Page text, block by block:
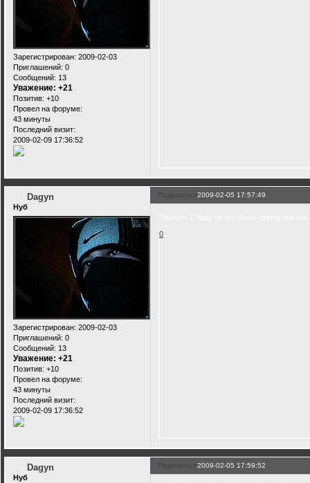
Зарегистрирован: 2009-02-03
Приглашений: 0
Сообщений: 13
Уважение: +21
Позитив: +10
Провел на форуме:
43 минуты
Последний визит:
2009-02-09 17:36:52
Поделиться2009-02-05 17:57:49
Dagyn
Нуб
Зарегистрирован: 2009-02-03
Приглашений: 0
Сообщений: 13
Уважение: +21
Позитив: +10
Провел на форуме:
43 минуты
Последний визит:
2009-02-09 17:36:52
0
Поделиться2009-02-05 17:59:52
Dagyn
Нуб